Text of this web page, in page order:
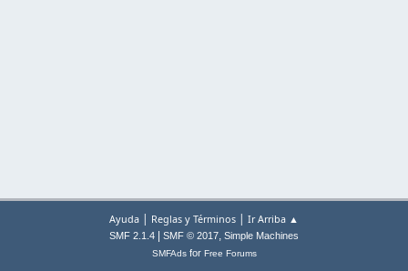
Ayuda | Reglas y Términos | Ir Arriba ▲
SMF 2.1.4 SMF © 2017, Simple Machines
SMFAdsfor Free Forums